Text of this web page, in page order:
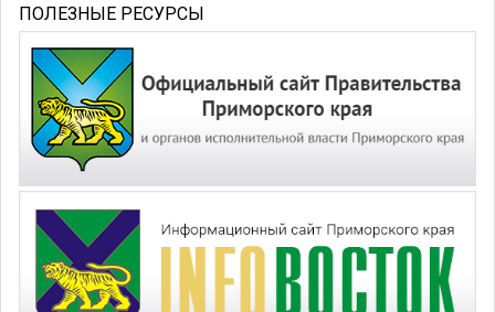
ПОЛЕЗНЫЕ РЕСУРСЫ